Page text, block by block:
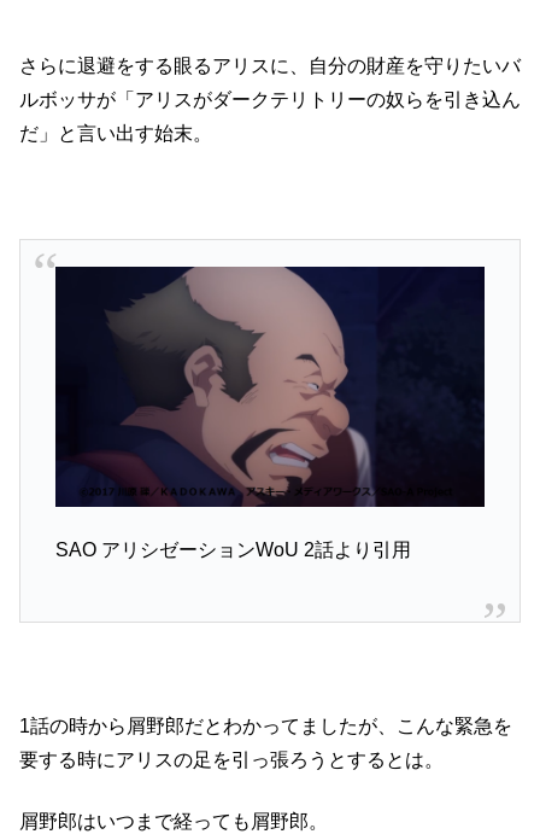
さらに退避をする眼るアリスに、自分の財産を守りたいバ
ルボッサが「アリスがダークテリトリーの奴らを引き込ん
だ」と言い出す始末。
SAO アリシゼーションWoU 2話より引用
1話の時から屑野郎だとわかってましたが、こんな緊急を
要する時にアリスの足を引っ張ろうとするとは。
屑野郎はいつまで経っても屑野郎。